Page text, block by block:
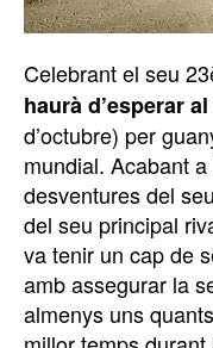
Celebrant el seu
haurà d’esperar
d’octubre) per
mundial. Acabant
desventures del
del seu principal
va tenir un cap de
amb assegurar la
almenys uns